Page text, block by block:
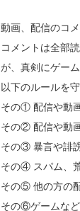
動画、配信のコ
コメントは全部
が、真剣にゲー
以下のルールを
その① 配信や動
その② 配信や動
その③ 暴言や誹
その④ スパム、
その⑤ 他の方の
その⑥ゲームな